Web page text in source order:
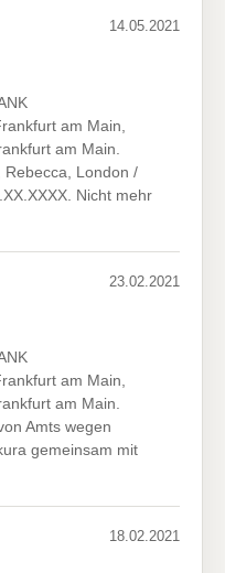
14.05.2021
am Main,
am Main.
Rebecca, London /
Nicht mehr
23.02.2021
am Main,
am Main.
Amts wegen
gemeinsam mit
18.02.2021